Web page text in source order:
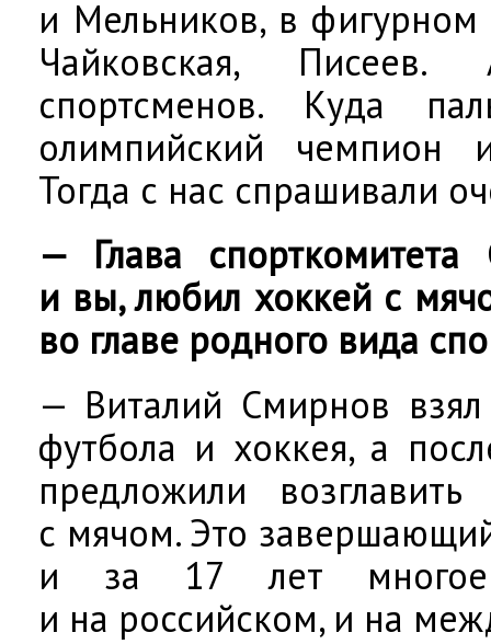
и Мельников, в фигурном
Чайковская,
спортсменов. Куда
олимпийский чемпион
Тогда с нас спрашивали
— Глава спорткомитета
и вы, любил хоккей с
во главе родного вида
— Виталий Смирнов
футбола и хоккея, а
предложили
с мячом. Это
и за 17 лет многое
и на российском, и на